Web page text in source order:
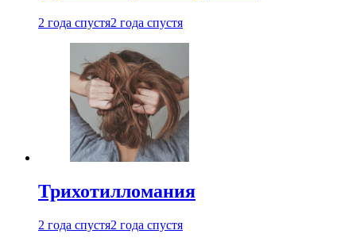
2 года спустя2 года спустя
Трихотилломания
2 года спустя2 года спустя